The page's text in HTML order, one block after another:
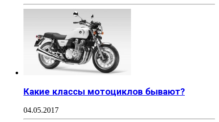
Какие классы мотоциклов бывают?
04.05.2017